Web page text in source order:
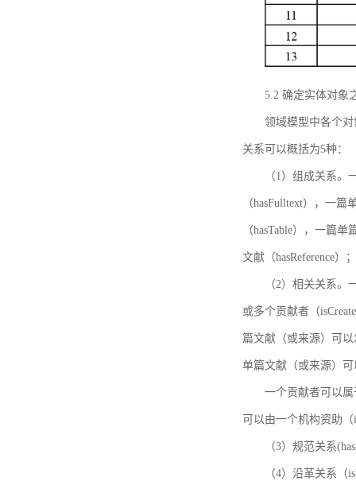
5.2 确定实体对象
领域模型中各个
关系可以概括为5种：
（1）组成关系
（hasFulltext），一
（hasTable），一篇
文献（hasReference）；
（2）相关关系
或多个贡献者（
篇文献（或来源）可
单篇文献（或来源）可
一个贡献者可以
可以由一个机构资助（
（3）规范关系
（4）沿革关系